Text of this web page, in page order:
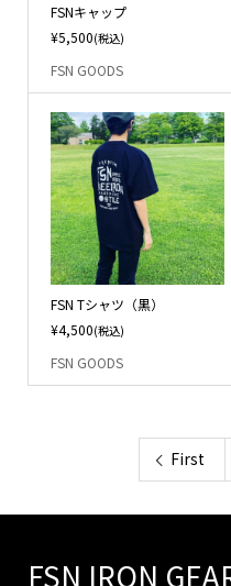
FSNキャップ
¥5,500(税込)
FSN GOODS
FSN Tシャツ（黒）
¥4,500(税込)
FSN GOODS
First
FSN IRON